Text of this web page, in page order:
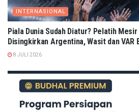
INTERNASIONAL
Piala Dunia Sudah Diatur? Pelatih
Disingkirkan Argentina, Wasit dan VAR
8 JULI 2026